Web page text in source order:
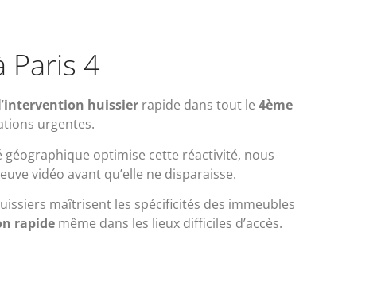
Paris 4
intervention huissierrapide dans tout le 4ème
urgentes.
optimise cette réactivité, nous
vidéo avant qu’elle ne disparaisse.
maîtrisent les spécificités des immeubles
rapide même dans les lieux difficiles d’accès.